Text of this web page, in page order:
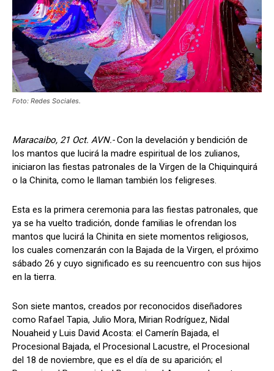
Foto: Redes Sociales.
Maracaibo, 21 Oct. AVN.-Con la develación y bendición de
los mantos que lucirá la madre espiritual de los zulianos,
iniciaron las fiestas patronales de la Virgen de la Chiquinquirá
o la Chinita, como le llaman también los feligreses.
Esta es la primera ceremonia para las fiestas patronales, que
ya se ha vuelto tradición, donde familias le ofrendan los
mantos que lucirá la Chinita en siete momentos religiosos,
los cuales comenzarán con la Bajada de la Virgen, el próximo
sábado 26 y cuyo significado es su reencuentro con sus hijos
en la tierra.
Son siete mantos, creados por reconocidos diseñadores
como Rafael Tapia, Julio Mora, Mirian Rodríguez, Nidal
Nouaheid y Luis David Acosta: el Camerín Bajada, el
Procesional Bajada, el Procesional Lacustre, el Procesional
del 18 de noviembre, que es el día de su aparición; el